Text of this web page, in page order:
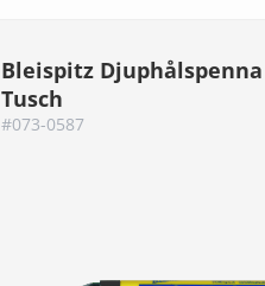
Bleispitz Djuphålspenna
Tusch
#073-0587